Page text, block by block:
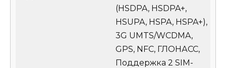
(HSDPA, HSDPA+,
HSUPA, HSPA, HSPA+),
3G UMTS/WCDMA,
GPS, NFC, ГЛОНАСС,
Поддержка 2 SIM-